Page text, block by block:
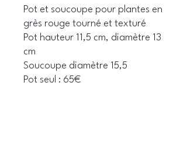
Pot et soucoupe pour plantes en
grès rouge tourné et texturé
Pot hauteur 11,5 cm, diamètre 13
cm
Soucoupe diamètre 15,5
Pot seul : 65€